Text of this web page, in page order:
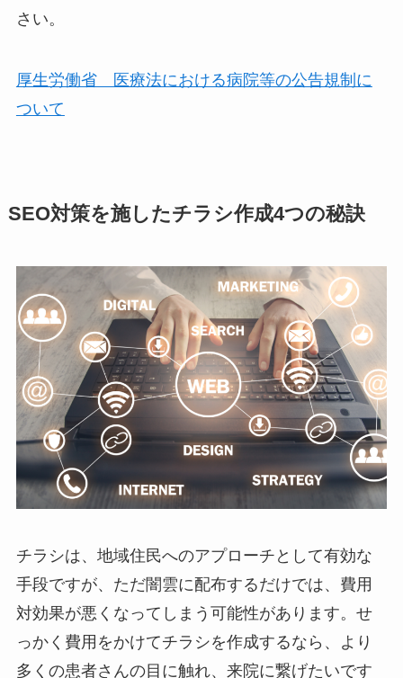
さい。
厚生労働省 医療法における病院等の公告規制に
ついて
SEO対策を施したチラシ作成4つの秘訣
チラシは、地域住民へのアプローチとして有効な
手段ですが、ただ闇雲に配布するだけでは、費用
対効果が悪くなってしまう可能性があります。せ
っかく費用をかけてチラシを作成するなら、より
多くの患者さんの目に触れ、来院に繋げたいです